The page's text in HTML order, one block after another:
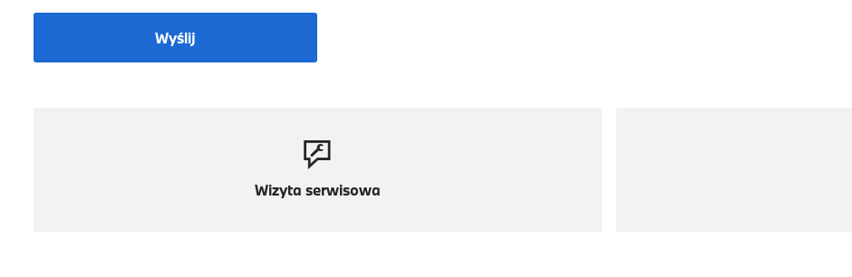
Wyślij
Wizyta serwisowa